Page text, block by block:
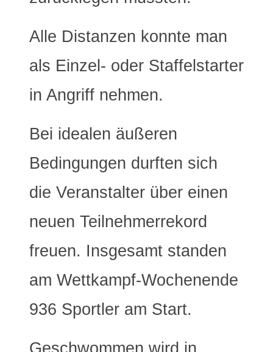
Alle Distanzen konnte man
als Einzel- oder Staffelstarter
in Angriff nehmen.
Bei idealen äußeren
Bedingungen durften sich
die Veranstalter über einen
neuen Teilnehmerrekord
freuen. Insgesamt standen
am Wettkampf-Wochenende
936 Sportler am Start.
Geschwommen wird in